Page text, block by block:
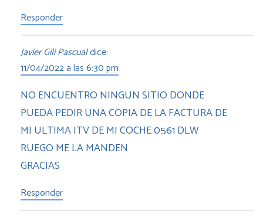
Responder
Javier Gili Pascualdice:
11/04/2022 a las 6:30 pm
NO ENCUENTRO NINGUN SITIO DONDE
PUEDA PEDIR UNA COPIA DE LA FACTURA DE
MI ULTIMA ITV DE MI COCHE 0561 DLW
RUEGO ME LA MANDEN
GRACIAS
Responder